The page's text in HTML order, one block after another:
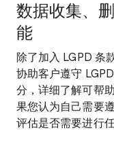
数据收集、
能
除了加入 LGPD 条
协助客户遵守
分，详细了解可帮
果您认为自己需要
评估是否需要进行任